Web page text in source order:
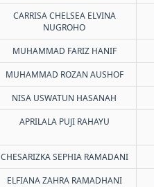
CARRISA CHELSEA ELVINA
NUGROHO
MUHAMMAD FARIZ HANIF
MUHAMMAD ROZAN AUSHOF
NISA USWATUN HASANAH
APRILALA PUJI RAHAYU
CHESARIZKA SEPHIA RAMADANI
ELFIANA ZAHRA RAMADHANI